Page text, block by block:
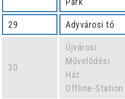
29 Adyvárosi tó
30
Újvárosi
Művelődési
Ház
Offline-Station